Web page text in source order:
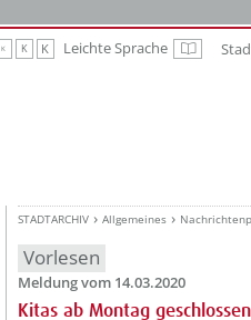
K K K Leichte Sprache Leichte
STADTARCHIV Allgemeines
Vorlesen
Meldung vom 14.03.2020
Kitas ab Montag geschlossen